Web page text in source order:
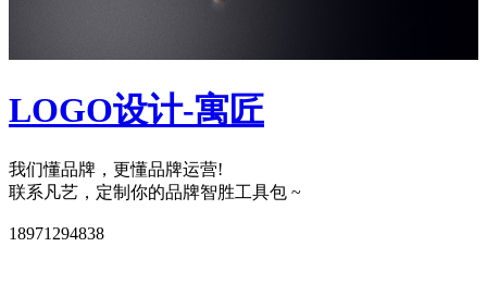
LOGO设计-寓匠
我们懂品牌，更懂品牌运营!
联系凡艺，定制你的品牌智胜工具包 ~
18971294838